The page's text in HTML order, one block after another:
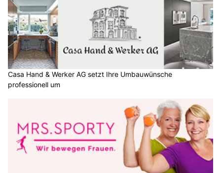
Casa Hand & Werker AG setzt Ihre Umbauwünsche
professionell um